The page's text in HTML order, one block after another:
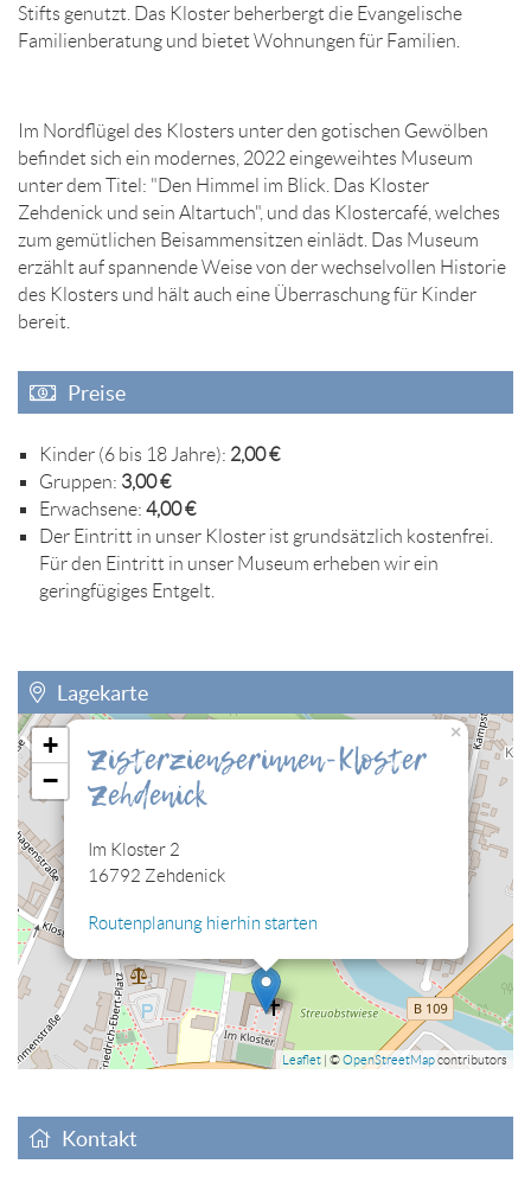
Stifts genutzt. Das Kloster beherbergt die Evangelische
Familienberatung und bietet Wohnungen für Familien.
Im Nordflügel des Klosters unter den gotischen Gewölben
befindet sich ein modernes, 2022 eingeweihtes Museum
unter dem Titel: "Den Himmel im Blick. Das Kloster
Zehdenick und sein Altartuch", und das Klostercafé, welches
zum gemütlichen Beisammensitzen einlädt. Das Museum
erzählt auf spannende Weise von der wechselvollen Historie
des Klosters und hält auch eine Überraschung für Kinder
bereit.
Preise
Kinder (6 bis 18 Jahre): 2,00 €
Gruppen: 3,00 €
Erwachsene: 4,00 €
Der Eintritt in unser Kloster ist grundsätzlich kostenfrei.
Für den Eintritt in unser Museum erheben wir ein
geringfügiges Entgelt.
Lagekarte
Sie müssen die Cookies der Kategorie "Personalisierung"
zulassen, damit Sie die hier eingebettete Lagekarte sehen
können.
Cookies jetzt bearbeiten
Zisterzienserinnen-Kloster
Zehdenick
Im Kloster 2
16792 Zehdenick
Routenplanung hierhin starten
×
+
−
Leaflet | ©OpenStreetMapcontributors
Kontakt